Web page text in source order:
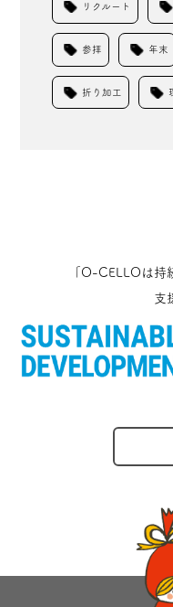
リクルート
参拝 年末
折り加工
「O-CELLOは持
支